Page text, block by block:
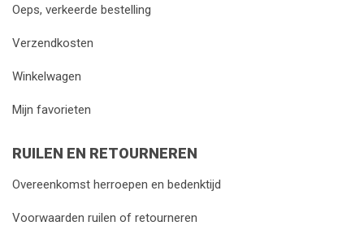
Oeps, verkeerde bestelling
Verzendkosten
Winkelwagen
Mijn favorieten
RUILEN EN RETOURNEREN
Overeenkomst herroepen en bedenktijd
Voorwaarden ruilen of retourneren